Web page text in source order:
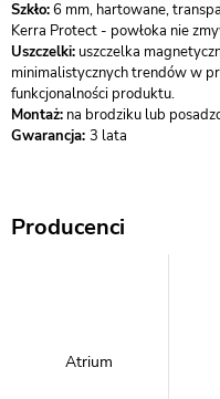
Szkło:6 mm, hartowane,
Kerra Protect - powłoka nie
Uszczelki: uszczelka
minimalistycznych trendów w
funkcjonalności produktu.
Montaż: na brodziku lub
Gwarancja: 3 lata
Producenci
Atrium